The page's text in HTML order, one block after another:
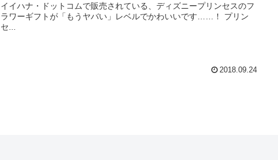
イイハナ・ドットコムで販売されている、ディズニープリンセスのフ
ラワーギフトが「もうヤバい」レベルでかわいいです……！ プリン
セ...
2018.09.24